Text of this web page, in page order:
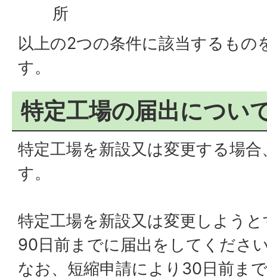
所
以上の2つの条件に該当するもの
す。
特定工場の届出につい
特定工場を新設又は変更する場
す。
特定工場を新設又は変更しよう
90日前までに届出をしてくださ
なお、短縮申請により30日前ま